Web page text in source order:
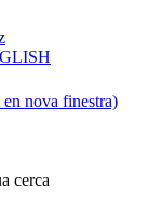
nova finestra)
cerca